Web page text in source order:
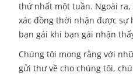
thứ nhất một tuần. Ngoài
xác đồng thời nhận được sự
bạn gái khi bạn gái nhận
Chúng tôi mong rằng với
gửi thư về cho chúng tôi,